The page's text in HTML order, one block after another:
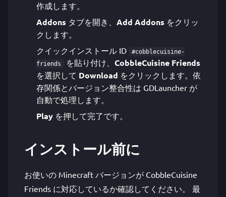
作成します。
Addons タブを開き、 Add Addons をクリッ
クします。
クイックインストール ID
#cobblecuisine-
friends
を貼り付け、 CobbleCuisine Friends
を選択して Download をクリックします。依
存関係とバージョン整合性は GDLauncher が
自動で処理します。
Play を押して完了です。
インストール前に
お使いの Minecraft バージョンが CobbleCuisine
Friends に対応しているか確認してください。 最